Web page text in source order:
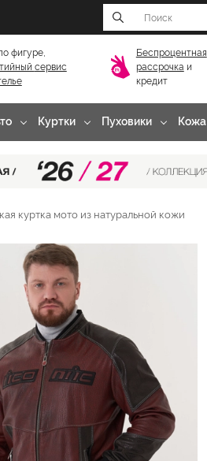
фигуре,
сервис
Беспроцентная
рассрочка и
кредит
Куртки Пуховики Кожа
куртка мото из натуральной кожи